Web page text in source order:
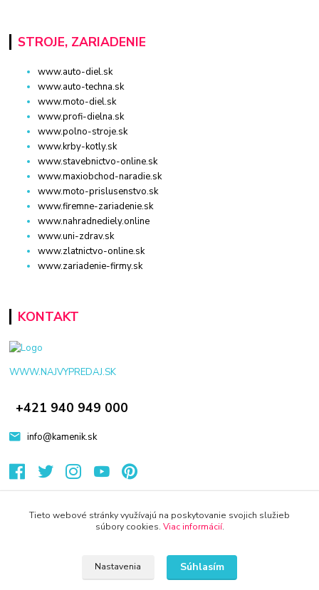
STROJE, ZARIADENIE
www.auto-diel.sk
www.auto-techna.sk
www.moto-diel.sk
www.profi-dielna.sk
www.polno-stroje.sk
www.krby-kotly.sk
www.stavebnictvo-online.sk
www.maxiobchod-naradie.sk
www.moto-prislusenstvo.sk
www.firemne-zariadenie.sk
www.nahradnediely.online
www.uni-zdrav.sk
www.zlatnictvo-online.sk
www.zariadenie-firmy.sk
KONTAKT
WWW.NAJVYPREDAJ.SK
+421 940 949 000
info@kamenik.sk
Eshop-rychlo.sk
Tieto webové stránky využívajú na poskytovanie svojich služieb
súbory cookies. Viac informácií.
Nastavenia Súhlasím